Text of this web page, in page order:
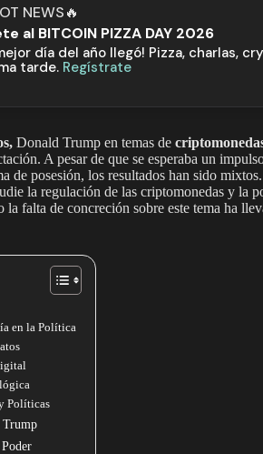
NEWS🔥
al BITCOIN PIZZA DAY 2026
día del año llegó! Pizza, charlas,
tarde. Regístrate
Donald Trump en temas de
A pesar de que se esperaba un
de posesión, los resultados han sido
la regulación de las criptomonedas y la
falta de concreción sobre este tema ha
en la Política
Políticas
Trump